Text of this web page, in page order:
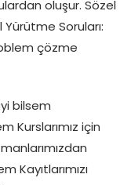
oluşur. Sözel
Yürütme Soruları:
çözme
bilsem
Kurslarımız için
Kayıtlarımızı